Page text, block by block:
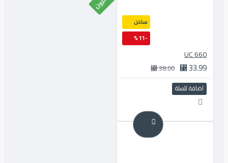
38.00 ⃁
اضافة للسلة